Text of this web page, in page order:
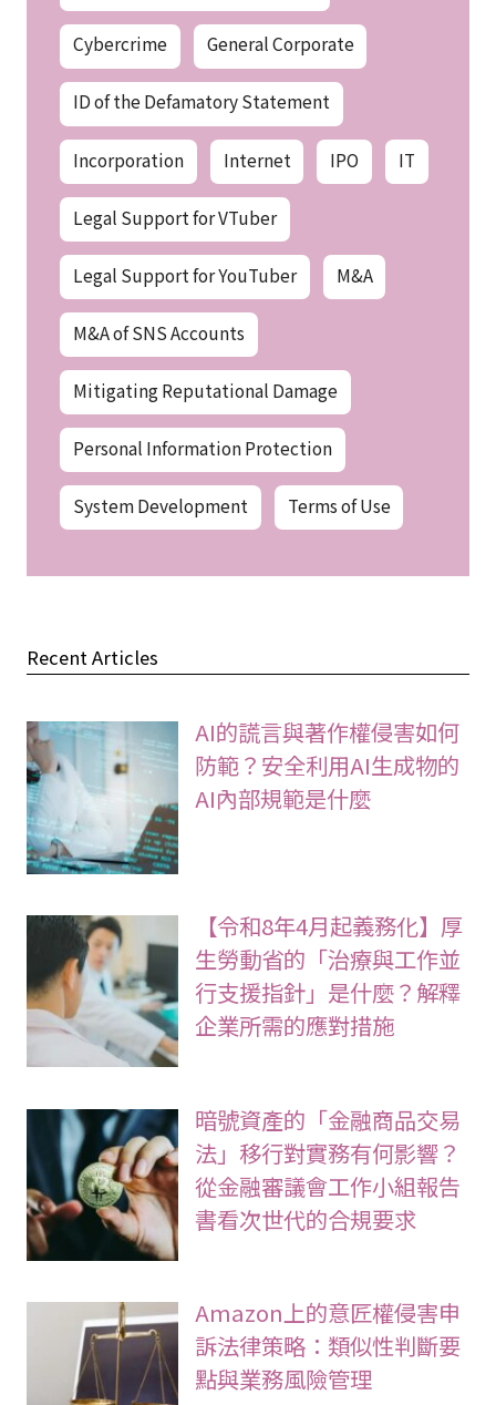
Cybercrime General Corporate
ID of the Defamatory Statement
Incorporation Internet IPO IT
Legal Support for VTuber
Legal Support for YouTuber M&A
M&A of SNS Accounts
Mitigating Reputational Damage
Personal Information Protection
System Development Terms of Use
Recent Articles
AI的謊言與著作權侵害如何
防範？安全利用AI生成物的
AI內部規範是什麼
【令和8年4月起義務化】厚
生勞動省的「治療與工作並
行支援指針」是什麼？解釋
企業所需的應對措施
暗號資產的「金融商品交易
法」移行對實務有何影響？
從金融審議會工作小組報告
書看次世代的合規要求
Amazon上的意匠權侵害申
訴法律策略：類似性判斷要
點與業務風險管理